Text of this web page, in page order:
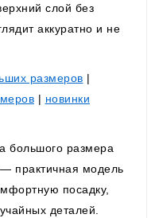
слой без
аккуратно и не
размеров |
| новинки
большого размера
практичная модель
посадку,
деталей.